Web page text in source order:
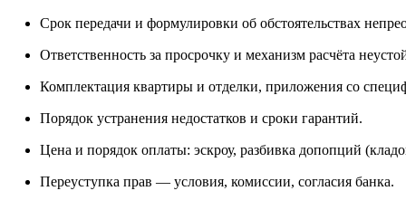
Срок передачи и формулировки об обстоятельствах
Ответственность за просрочку и механизм расчёта
Комплектация квартиры и отделки, приложения со
Порядок устранения недостатков и сроки гарантий.
Цена и порядок оплаты: эскроу, разбивка допопций
Переуступка прав — условия, комиссии, согласия банка.